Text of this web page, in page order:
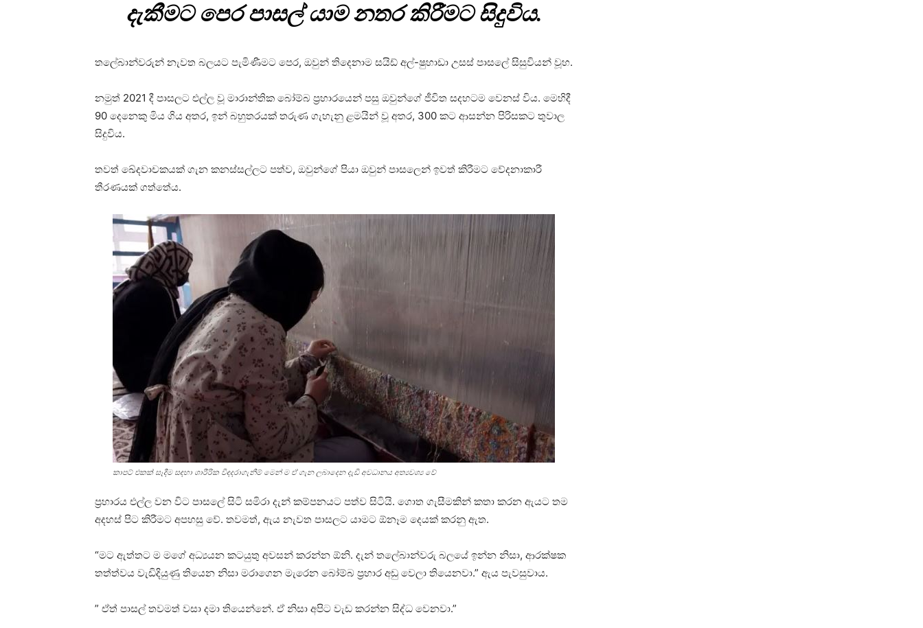
දැකීමට පෙර පාසල් යාම නතර කිරීමට සිදුවිය.
තලේබාන්වරුන් නැවත බලයට පැමිණීමට පෙර, ඔවුන් තිදෙනාම සයිඩ් අල්-ෂුහාඩා උසස් පාසලේ සිසුවියන් වූහ.
නමුත් 2021 දී පාසලට එල්ල වූ මාරාන්තික බෝම්බ ප්‍රහාරයෙන් පසු ඔවුන්ගේ ජීවිත සදහටම වෙනස් විය. මෙහිදී
90 දෙනෙකු මිය ගිය අතර, ඉන් බහුතරයක් තරුණ ගැහැනු ළමයින් වූ අතර, 300 කට ආසන්න පිරිසකට තුවාල
සිදුවිය.
තවත් ඛේදවාචකයක් ගැන කනස්සල්ලට පත්ව, ඔවුන්ගේ පියා ඔවුන් පාසලෙන් ඉවත් කිරීමට වේදනාකාරී
තීරණයක් ගත්තේය.
කාපට් එකක් සෑදීම සඳහා ශාරීරික විඳදරාගැනීම් මෙන් ම ඒ ගැන ලබාදෙන දැඩි අවධානය අත්‍යවශ්‍ය වේ
ප්‍රහාරය එල්ල වන විට පාසලේ සිටි සමිරා දැන් කම්පනයට පත්ව සිටියි. ගොත ගැසීමකින් කතා කරන ඇයට තම
අදහස් පිට කිරීමට අපහසු වේ. තවමත්, ඇය නැවත පාසලට යාමට ඕනෑම දෙයක් කරනු ඇත.
“මට ඇත්තට ම මගේ අධ්‍යයන කටයුතු අවසන් කරන්න ඕනි. දැන් තලේබාන්වරු බලයේ ඉන්න නිසා, ආරක්ෂක
තත්ත්වය වැඩිදියුණු තියෙන නිසා මරාගෙන මැරෙන බෝම්බ ප්‍රහාර අඩු වෙලා තියෙනවා.” ඇය පැවසුවාය.
” ඒත් පාසල් තවමත් වසා දමා තියෙන්නේ. ඒ නිසා අපිට වැඩ කරන්න සිද්ධ වෙනවා.”